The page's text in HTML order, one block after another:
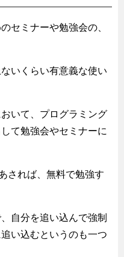
セミナーや勉強会の、
いくらい有意義な使い
いて、プログラミング
て勉強会やセミナーに
されば、無料で勉強す
自分を追い込んで強制
い込むというのも一つ